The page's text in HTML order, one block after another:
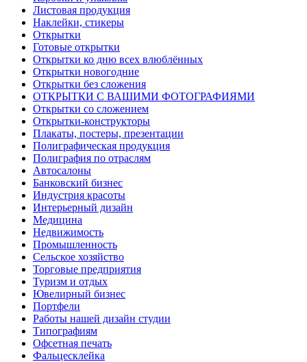
Листовая продукция
Наклейки, стикеры
Открытки
Готовые открытки
Открытки ко дню всех влюблённых
Открытки новогодние
Открытки без сложения
ОТКРЫТКИ С ВАШИМИ ФОТОГРАФИЯМИ
Открытки со сложением
Открытки-конструкторы
Плакаты, постеры, презентации
Полиграфическая продукция
Полиграфия по отраслям
Автосалоны
Банковский бизнес
Индустрия красоты
Интерьерный дизайн
Медицина
Недвижимость
Промышленность
Сельское хозяйство
Торговые предприятия
Туризм и отдых
Ювелирный бизнес
Портфели
Работы нашей дизайн студии
Типографиям
Офсетная печать
Фальцесклейка